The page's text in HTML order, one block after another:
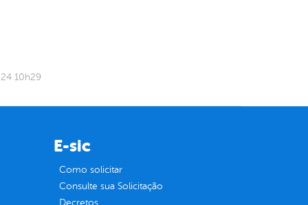
10h29
E-sic
Como solicitar
Consulte sua Solicitação
Decretos